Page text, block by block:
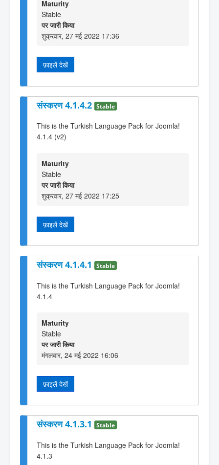
Maturity
Stable
पर जारी किया
शुक्रवार, 27 मई 2022 17:36
फ़ाइलें देखें
संस्करण 4.1.4.2 Stable
This is the Turkish Language Pack for Joomla!
4.1.4 (v2)
Maturity
Stable
पर जारी किया
शुक्रवार, 27 मई 2022 17:25
फ़ाइलें देखें
संस्करण 4.1.4.1 Stable
This is the Turkish Language Pack for Joomla!
4.1.4
Maturity
Stable
पर जारी किया
मंगलवार, 24 मई 2022 16:06
फ़ाइलें देखें
संस्करण 4.1.3.1 Stable
This is the Turkish Language Pack for Joomla!
4.1.3